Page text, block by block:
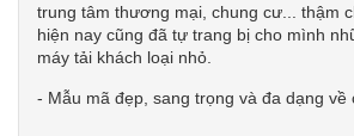
trung tâm thương mại, chung cư... thậm
hiện nay cũng đã tự trang bị cho mình
máy tải khách loại nhỏ.
- Mẫu mã đẹp, sang trọng và đa dạng về